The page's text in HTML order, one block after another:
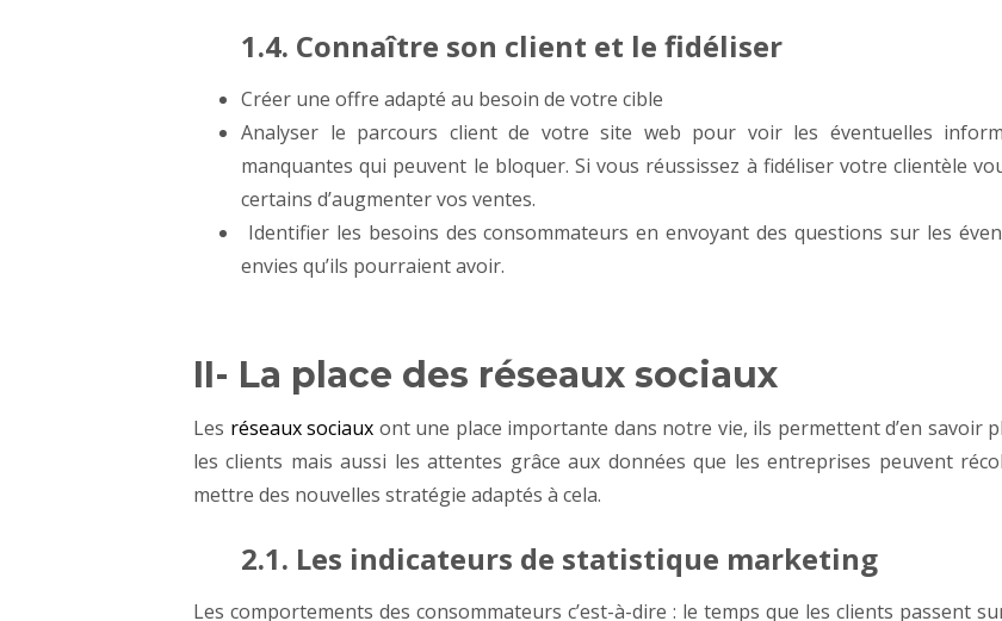
1.4. Connaître son client et le fidéliser
Créer une offre adapté au besoin de votre cible
Analyser le parcours client de votre site web pour voir les éventuelles
manquantes qui peuvent le bloquer. Si vous réussissez à fidéliser votre clientèle
certains d’augmenter vos ventes.
Identifier les besoins des consommateurs en envoyant des questions sur les
envies qu’ils pourraient avoir.
II- La place des réseaux sociaux
Les réseaux sociaux ont une place importante dans notre vie, ils permettent d’en savoir
les clients mais aussi les attentes grâce aux données que les entreprises peuvent
mettre des nouvelles stratégie adaptés à cela.
2.1. Les indicateurs de statistique marketing
Les comportements des consommateurs c’est-à-dire : le temps que les clients passent